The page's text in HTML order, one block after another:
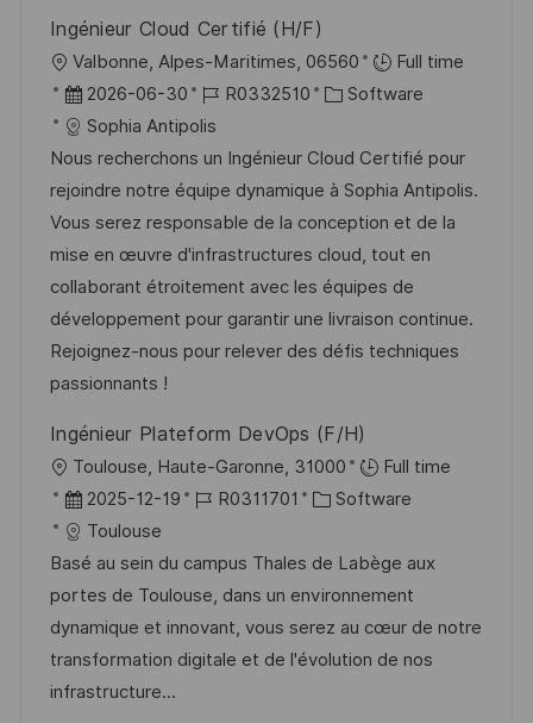
c
h
u
n
g
r
ö
f
f
e
n
t
l
i
c
h
u
n
g
Ingénieur Cloud Certifié (H/F)
O
r
t
Valbonne, Alpes-Maritimes, 06560
Full time
D
a
t
u
m
d
e
r
V
e
ö
f
f
e
n
t
l
i
c
2026-06-30
J
o
b
-
I
D
R0332510
K
t
e
g
o
r
e
Software
Sophia Antipolis
Nous recherchons un Ingénieur Cloud Certifié pour
rejoindre notre équipe dynamique à Sophia Antipolis.
Vous serez responsable de la conception et de la
mise en œuvre d'infrastructures cloud, tout en
collaborant étroitement avec les équipes de
développement pour garantir une livraison continue.
Rejoignez-nous pour relever des défis techniques
passionnants !
Ingénieur Plateform DevOps (F/H)
O
r
t
Toulouse, Haute-Garonne, 31000
Full time
D
a
t
u
m
d
e
2025-12-19
J
b
-
I
D
R0311701
K
t
e
g
o
Software
Toulouse
Basé au sein du campus Thales de Labège aux
portes de Toulouse, dans un environnement
dynamique et innovant, vous serez au cœur de notre
transformation digitale et de l'évolution de nos
infrastructure...